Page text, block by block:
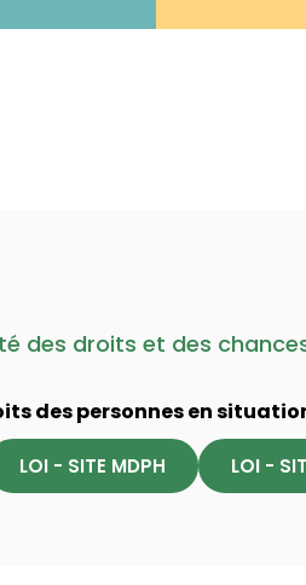
des droits et des
des personnes en
LOI - SITE MDPH LOI -